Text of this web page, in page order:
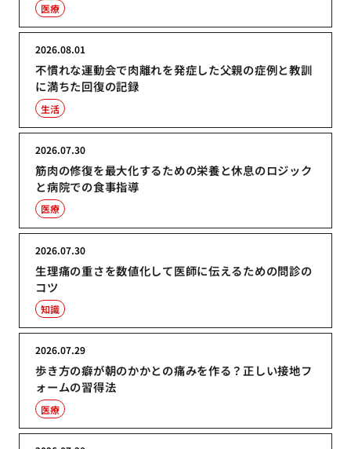
医療
不慣れな運動会で肉離れを発症した父親の症例と教訓
に満ちた回復の記録
2026.08.01
生活
筋肉の修復を最大化するための栄養と休息のロジック
と病院での食事指導
2026.07.30
医療
生理痛の重さを数値化して医師に伝えるための問診の
コツ
2026.07.30
知識
歩き方の癖が朝のかかとの痛みを作る？正しい接地フ
ォームの習得法
2026.07.29
医療